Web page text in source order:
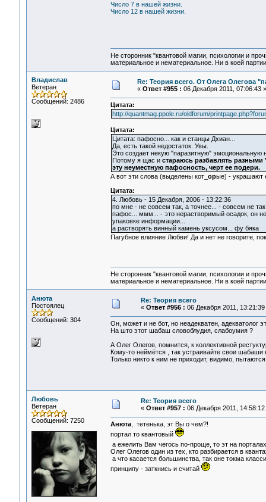
Число 7 в нашей жизни.
Число 12 в нашей жизни.
Не сторонник "квантовой магии, психологии и
материальное и нематериальное. Ни в коей
Владислав
Ветеран
Сообщений: 2486
Re: Теория всего. От Олега Олегова
« Ответ #955 : 06 Декабря 2011, 07:06:43 »
Цитата:
http://quantmag.ppole.ru/oldforum/
Цитата:
Цитата: пафосно... как и станцы Дхиан...
Да, есть такой недостаток. Увы.
Это создает некую "паразитную" эмоциональную
Потому я щас и стараюсь разбавлять
эту неуместную пафосность, черт ее подери.
А вот эти слова (выделены кот_ орые) - украшают
Цитата:
4. Любовь - 15 Декабря, 2006 - 13:22:36
по мне - не совсем так, а точнее... - совсем не
пафос... ммм... - это нерастворимый осадок, он
упаковке информации...
а растворять винный камень уксусом... фу бяка
Пагубное влияние Любви! Да и нет не говорите,
Не сторонник "квантовой магии, психологии и
материальное и нематериальное. Ни в коей
Анюта
Постоялец
Сообщений: 304
Re: Теория всего
« Ответ #956 : 06 Декабря 2011, 13:21:39
Он, может и не бот, но неадекватен, адекватолог
На што этот шабаш словоблудия, слабоумия ?
А Олег Олегов, помнится, к коллективной
Кому-то неймётся , так устраивайте свои
Только никто к ним не приходит, видимо,
Любовь
Ветеран
Сообщений: 7250
Re: Теория всего
« Ответ #957 : 06 Декабря 2011, 14:58:12
Анюта, тетенька, эт Вы о чем?!
портал то квантовый
а ежелить Вам чегось по-проще, то эт на
Олег Олегов один из тех, кто разбирается в
а что касается большинства, так оне токма
принципу - заткнись и считай